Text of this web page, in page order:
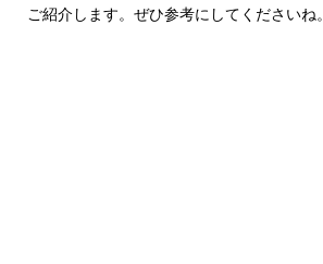
ご紹介します。ぜひ参考にしてくださいね。